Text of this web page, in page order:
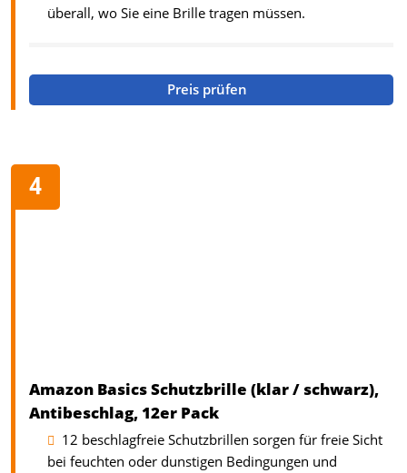
überall, wo Sie eine Brille tragen müssen.
Preis prüfen
Amazon Basics Schutzbrille (klar / schwarz),
Antibeschlag, 12er Pack
12 beschlagfreie Schutzbrillen sorgen für freie Sicht
bei feuchten oder dunstigen Bedingungen und